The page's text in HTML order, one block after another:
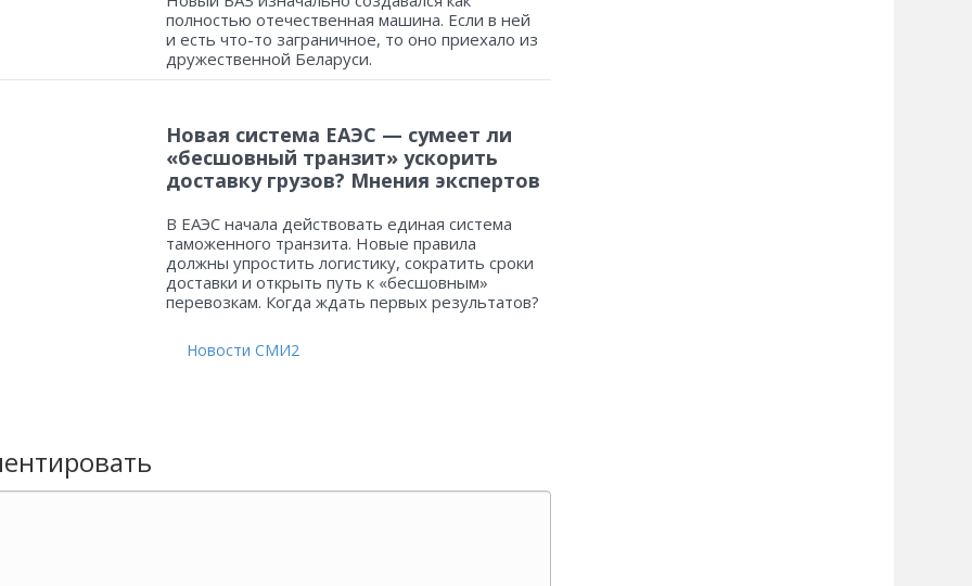
полностью отечественная машина. Если в ней
и есть что-то заграничное, то оно приехало из
дружественной Беларуси.
Новая система ЕАЭС — сумеет ли
«бесшовный транзит» ускорить
доставку грузов? Мнения экспертов
В ЕАЭС начала действовать единая система
таможенного транзита. Новые правила
должны упростить логистику, сократить сроки
доставки и открыть путь к «бесшовным»
перевозкам. Когда ждать первых результатов?
Новости СМИ2